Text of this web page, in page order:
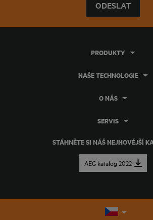
ODESLAT
STÁHNĚTE SI NÁŠ NEJNOVĚJŠÍ
AEG katalog 2022
PRODUKTY
NAŠE TECHNOLOGIE
O NÁS
SERVIS